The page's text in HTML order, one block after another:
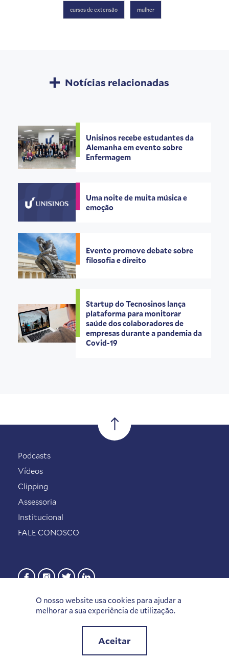
cursos de extensão mulher
Notícias relacionadas
Unisinos recebe estudantes da
Alemanha em evento sobre
Enfermagem
Uma noite de muita música e
emoção
Evento promove debate sobre
filosofia e direito
Startup do Tecnosinos lança
plataforma para monitorar
saúde dos colaboradores de
empresas durante a pandemia da
Covid-19
O nosso website usa cookies para ajudar a
melhorar a sua experiência de utilização.
Aceitar
Podcasts
Vídeos
Clipping
Assessoria
Institucional
FALE CONOSCO